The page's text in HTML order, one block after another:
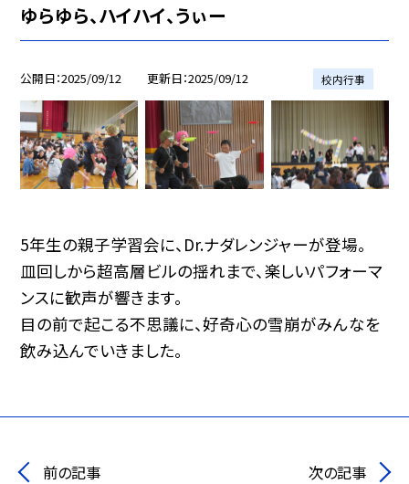
ゆらゆら、ハイハイ、うぃー
公開日 2025/09/12 更新日 2025/09/12 校内行事
5年生の親子学習会に、Dr.ナダレンジャーが登場。
皿回しから超高層ビルの揺れまで、楽しいパフォーマ
ンスに歓声が響きます。
目の前で起こる不思議に、好奇心の雪崩がみんなを
飲み込んでいきました。
前の記事 次の記事